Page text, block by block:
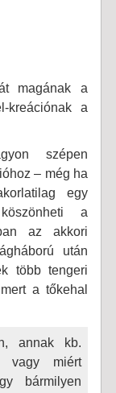
magának a
kreációnak a
szépen
– még ha
egy
a
az akkori
után
több tengeri
a tőkehal
annak kb.
vagy miért
bármilyen